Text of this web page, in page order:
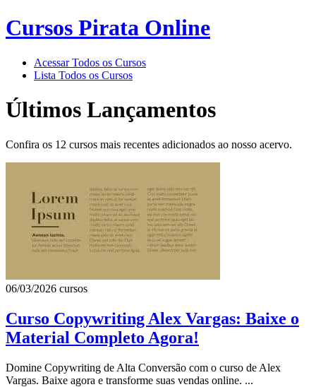
Cursos Pirata Online
Acessar Todos os Cursos
Lista Todos os Cursos
Últimos Lançamentos
Confira os 12 cursos mais recentes adicionados ao nosso acervo.
06/03/2026 cursos
Curso Copywriting Alex Vargas: Baixe o
Material Completo Agora!
Domine Copywriting de Alta Conversão com o curso de Alex
Vargas. Baixe agora e transforme suas vendas online. ...